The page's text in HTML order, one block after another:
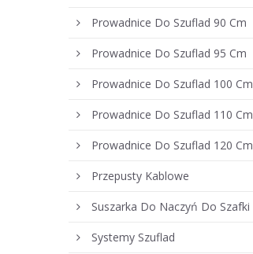
Prowadnice Do Szuflad 90 Cm
Prowadnice Do Szuflad 95 Cm
Prowadnice Do Szuflad 100 Cm
Prowadnice Do Szuflad 110 Cm
Prowadnice Do Szuflad 120 Cm
Przepusty Kablowe
Suszarka Do Naczyń Do Szafki
Systemy Szuflad